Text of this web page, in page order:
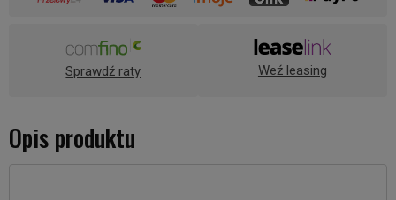
Sprawdź raty Weź leasing
Opis produktu